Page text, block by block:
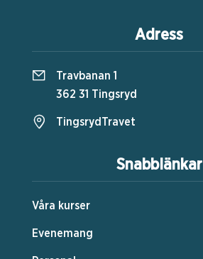
Snabblänkar
Våra kurser
Evenemang
Adress
Travbanan 1
362 31 Tingsryd
TingsrydTravet